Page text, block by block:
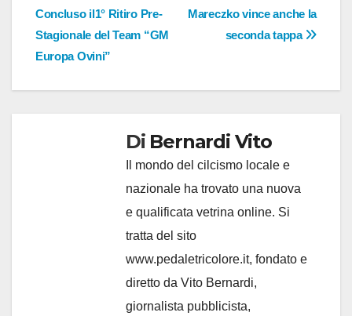
articoli
Mareczko vince anche la
seconda tappa
Concluso il1° Ritiro Pre-
Stagionale del Team “GM
Europa Ovini”
Di Bernardi Vito
Il mondo del cilcismo locale e
nazionale ha trovato una nuova
e qualificata vetrina online. Si
tratta del sito
www.pedaletricolore.it, fondato e
diretto da Vito Bernardi,
giornalista pubblicista,